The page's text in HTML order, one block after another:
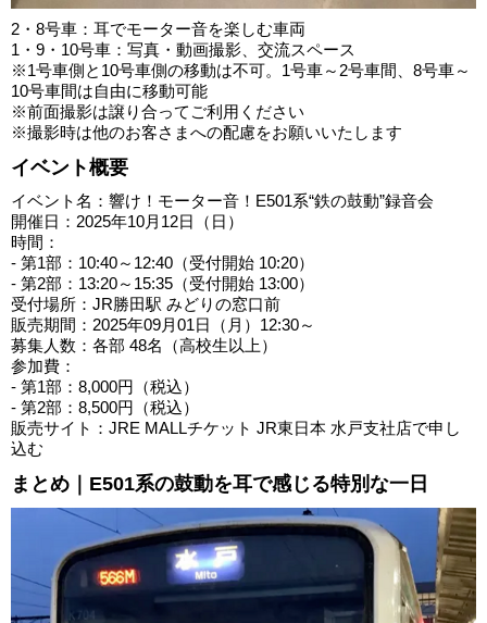
2・8号車：耳でモーター音を楽しむ車両
1・9・10号車：写真・動画撮影、交流スペース
※1号車側と10号車側の移動は不可。1号車～2号車間、8号車～
10号車間は自由に移動可能
※前面撮影は譲り合ってご利用ください
※撮影時は他のお客さまへの配慮をお願いいたします
イベント概要
イベント名：響け！モーター音！E501系“鉄の鼓動”録音会
開催日：2025年10月12日（日）
時間：
- 第1部：10:40～12:40（受付開始 10:20）
- 第2部：13:20～15:35（受付開始 13:00）
受付場所：JR勝田駅 みどりの窓口前
販売期間：2025年09月01日（月）12:30～
募集人数：各部 48名（高校生以上）
参加費：
- 第1部：8,000円（税込）
- 第2部：8,500円（税込）
販売サイト：JRE MALLチケット JR東日本 水戸支社店で申し
込む
まとめ｜E501系の鼓動を耳で感じる特別な一日